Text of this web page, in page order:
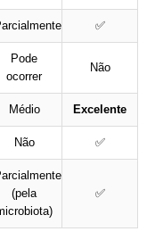
✅
Pode
ocorrer
Não
Médio Excelente
Não ✅
(pela
✅